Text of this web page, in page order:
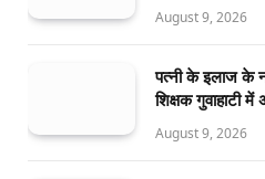
August 9, 2026
पत्नी के इलाज के
शिक्षक गुवाहाटी
August 9, 2026